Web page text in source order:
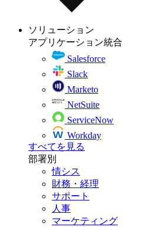
ソリューション
アプリケーション統合
Salesforce
Slack
Marketo
NetSuite
ServiceNow
Workday
すべてを見る
部署別
情シス
財務・経理
サポート
人事
マーケティング